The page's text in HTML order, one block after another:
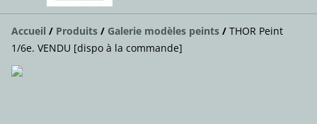
Accueil / Produits / Galerie modèles peints / THOR Peint
1/6e. VENDU [dispo à la commande]